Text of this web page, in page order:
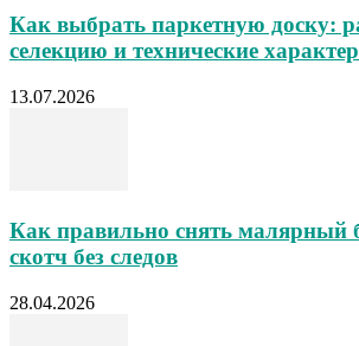
Как выбрать паркетную доску:
селекцию и технические
13.07.2026
Как правильно снять
скотч без следов
28.04.2026